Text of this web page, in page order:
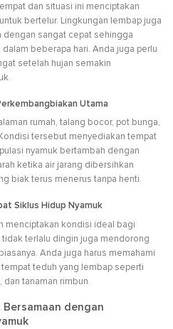
dan situasi ini menciptakan
bertelur. Lingkungan lembap juga
sangat cepat sehingga
beberapa hari. Anda juga perlu
setelah hujan semakin
Utama
rumah, talang bocor, pot bunga,
tersebut menyediakan tempat
nyamuk bertambah dengan
ketika air jarang dibersihkan
biak terus menerus tanpa henti.
Siklus Hidup Nyamuk
menciptakan kondisi ideal bagi
terlalu dingin juga mendorong
Anda juga harus memahami
teduh yang lembap seperti
dan tanaman rimbun.
dengan